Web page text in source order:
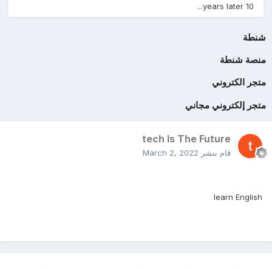
10 years later...
شنطة
منصة شنطة
متجر الكتروني
متجر إلكتروني مجاني
tech Is The Future
قام بنشر March 2, 2022
learn English